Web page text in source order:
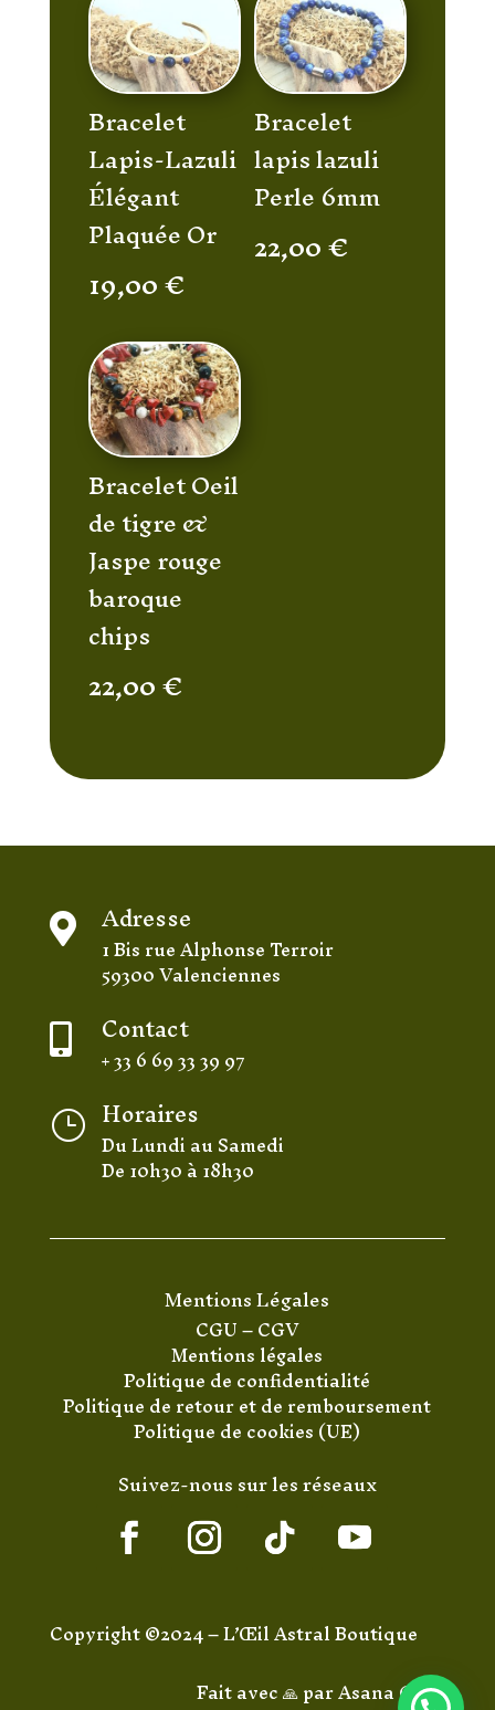
Bracelet
Lapis-Lazuli
Élégant
Plaquée Or
19,00€
Bracelet
lapis lazuli
Perle 6mm
22,00€
Bracelet Oeil
de tigre &
Jaspe rouge
baroque
chips
22,00€
 Adresse
1 Bis rue Alphonse Terroir
59300 Valenciennes
 Contact
+ 33 6 69 33 39 97
} Horaires
Du Lundi au Samedi
De 10h30 à 18h30
Mentions Légales
CGU–CGV
Mentions légales
Politique de confidentialité
Politique de retour et de remboursement
Politique de cookies (UE)
Suivez-nous sur les réseaux
Copyright ©2024 – L’Œil Astral Boutique
Fait avec 🙏 parAsana Code